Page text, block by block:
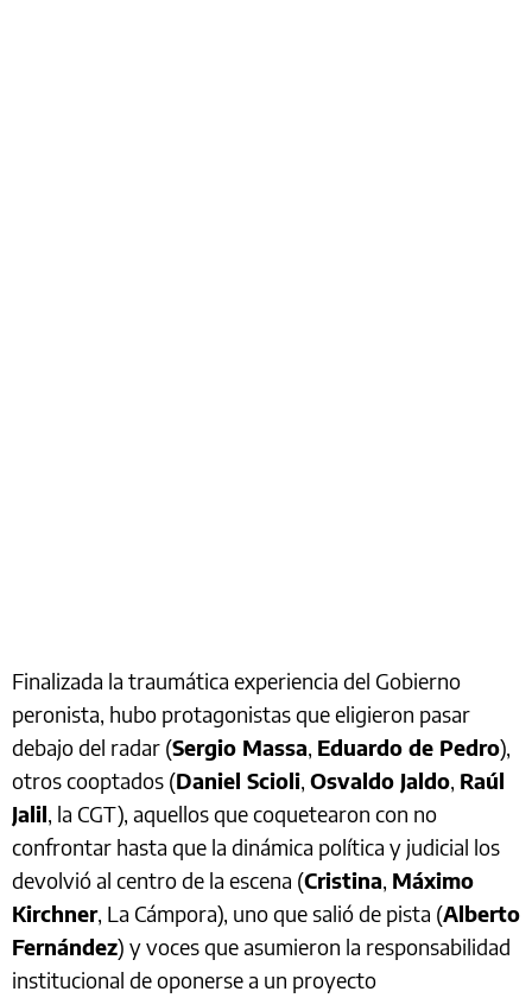
Finalizada la traumática experiencia del Gobierno
peronista, hubo protagonistas que eligieron pasar
debajo del radar (Sergio Massa, Eduardo de Pedro),
otros cooptados (Daniel Scioli, Osvaldo Jaldo, Raúl
Jalil, la CGT), aquellos que coquetearon con no
confrontar hasta que la dinámica política y judicial los
devolvió al centro de la escena (Cristina, Máximo
Kirchner, La Cámpora), uno que salió de pista (Alberto
Fernández) y voces que asumieron la responsabilidad
institucional de oponerse a un proyecto